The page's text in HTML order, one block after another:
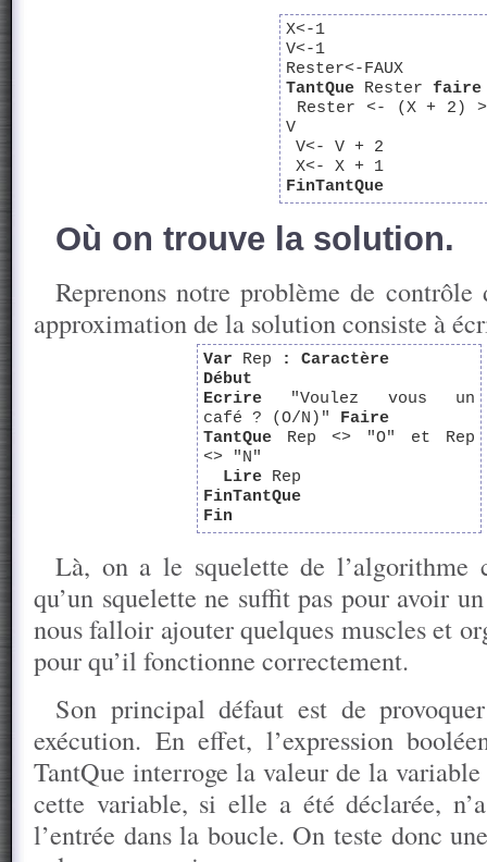
X<-1
V<-1
Rester<-FAUX
TantQue Rester faire
Rester <- (X + 2) >
V
V<- V + 2
X<- X + 1
FinTantQue
Où on trouve la solution.
Reprenons notre problème de
approximation de la solution consiste à
Var Rep :
Caractère
Début
Ecrire "Voulez vous un
café ? (O/N)" Faire
TantQue Rep <> "O" et Rep
<> "N"
Lire Rep
FinTantQue
Fin
Là, on a le squelette de l’algorithme
qu’un squelette ne suffit pas pour avoir
nous falloir ajouter quelques muscles et
pour qu’il fonctionne correctement.
Son principal défaut est de
exécution. En effet, l’expression
TantQue interroge la valeur de la
cette variable, si elle a été déclarée,
l’entrée dans la boucle. On teste donc